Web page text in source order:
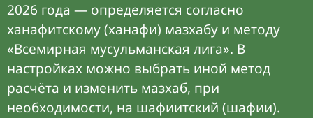
2026 года — определяется согласно
ханафитскому (ханафи) мазхабу и методу
«Всемирная мусульманская лига». В
настройках можно выбрать иной метод
расчёта и изменить мазхаб, при
необходимости, на шафиитский (шафии).